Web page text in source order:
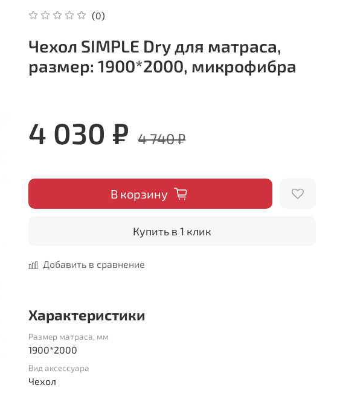
(0)
Чехол SIMPLE Dry для матраса,
размер: 1900*2000, микрофибра
4 030 ₽ 4 740 ₽
В корзину
Купить в 1 клик
Добавить в сравнение
Характеристики
Размер матраса, мм
1900*2000
Вид аксессуара
Чехол